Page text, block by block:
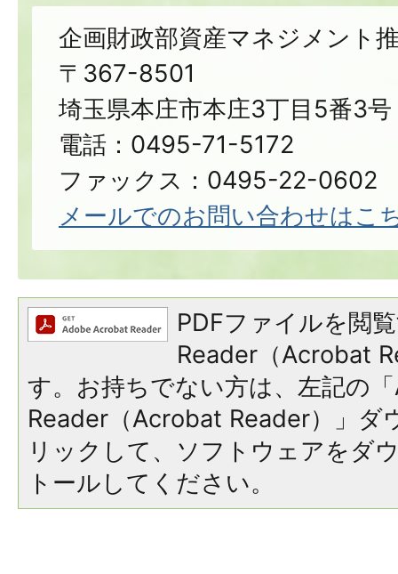
企画財政部資産マネジメント
〒367-8501
埼玉県本庄市本庄3丁目5番3号
電話：0495-71-5172
ファックス：0495-22-0602
メールでのお問い合わせはこ
PDFファイルを閲
Reader（Acrobat
す。お持ちでない方は、左記の
Reader（Acrobat Reader）」ダ
リックして、ソフトウェアをダ
トールしてください。